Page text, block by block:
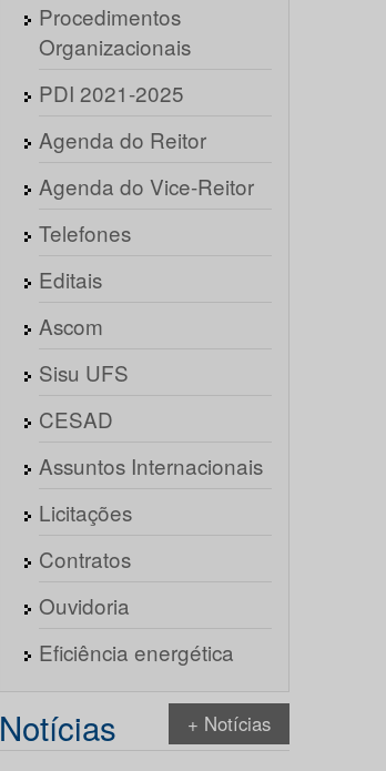
Procedimentos
Organizacionais
PDI 2021-2025
Agenda do Reitor
Agenda do Vice-Reitor
Telefones
Editais
Ascom
Sisu UFS
CESAD
Assuntos Internacionais
Licitações
Contratos
Ouvidoria
Eficiência energética
Notícias + Notícias